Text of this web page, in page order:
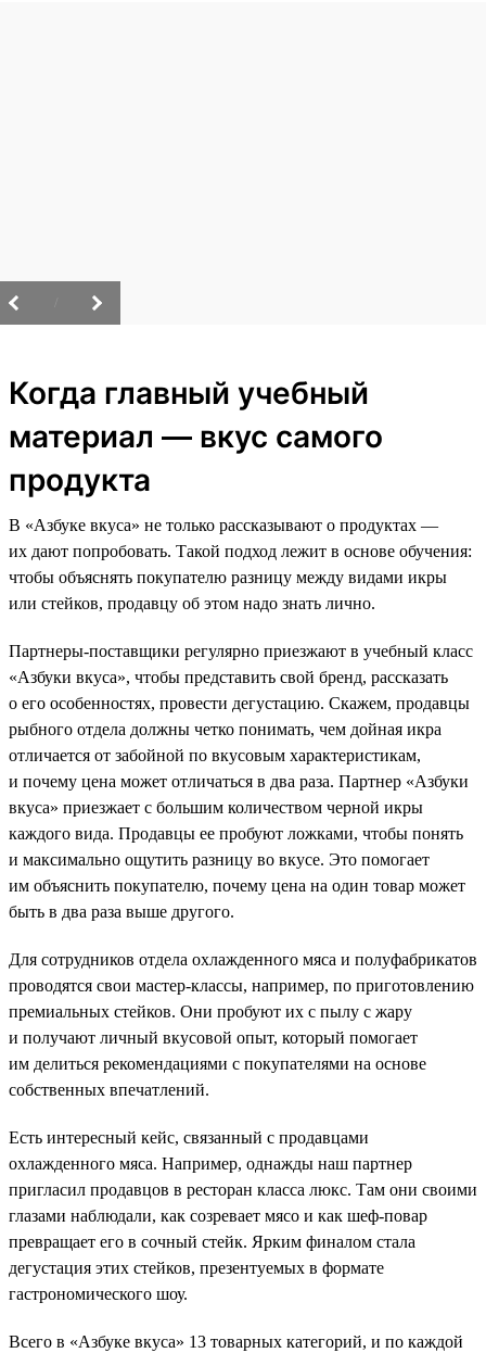
Когда главный учебный
материал — вкус самого
продукта
В «Азбуке вкуса» не только рассказывают о продуктах —
их дают попробовать. Такой подход лежит в основе обучения:
чтобы объяснять покупателю разницу между видами икры
или стейков, продавцу об этом надо знать лично.
Партнеры-поставщики регулярно приезжают в учебный класс
«Азбуки вкуса», чтобы представить свой бренд, рассказать
о его особенностях, провести дегустацию. Скажем, продавцы
рыбного отдела должны четко понимать, чем дойная икра
отличается от забойной по вкусовым характеристикам,
и почему цена может отличаться в два раза. Партнер «Азбуки
вкуса» приезжает с большим количеством черной икры
каждого вида. Продавцы ее пробуют ложками, чтобы понять
и максимально ощутить разницу во вкусе. Это помогает
им объяснить покупателю, почему цена на один товар может
быть в два раза выше другого.
Для сотрудников отдела охлажденного мяса и полуфабрикатов
проводятся свои мастер-классы, например, по приготовлению
премиальных стейков. Они пробуют их с пылу с жару
и получают личный вкусовой опыт, который помогает
им делиться рекомендациями с покупателями на основе
собственных впечатлений.
Есть интересный кейс, связанный с продавцами
охлажденного мяса. Например, однажды наш партнер
пригласил продавцов в ресторан класса люкс. Там они своими
глазами наблюдали, как созревает мясо и как шеф-повар
превращает его в сочный стейк. Ярким финалом стала
дегустация этих стейков, презентуемых в формате
гастрономического шоу.
Всего в «Азбуке вкуса» 13 товарных категорий, и по каждой